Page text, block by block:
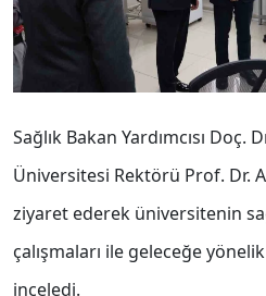
Sağlık Bakan Yardımcısı Doç.
Üniversitesi Rektörü Prof. Dr.
ziyaret ederek üniversitenin
çalışmaları ile geleceğe
inceledi.